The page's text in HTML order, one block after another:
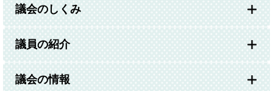
議会のしくみ
議員の紹介
議会の情報